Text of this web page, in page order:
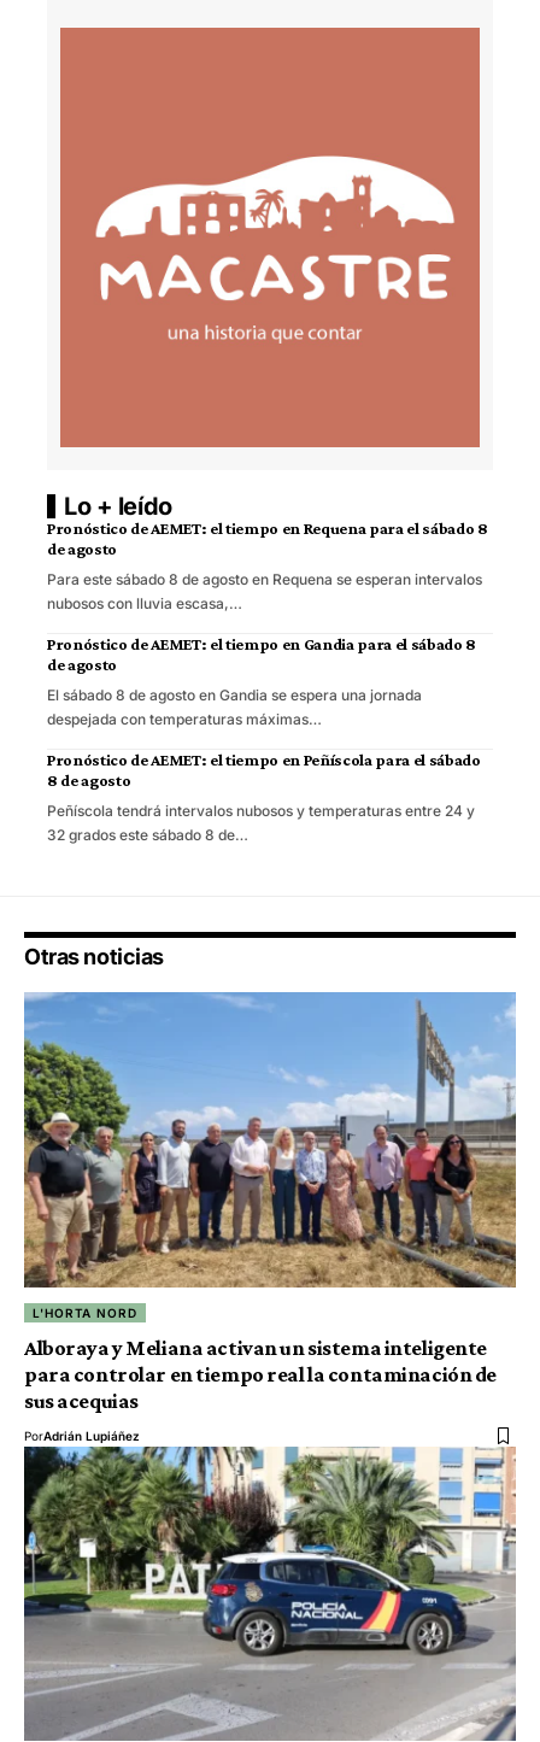
Lo + leído
Pronóstico de AEMET: el tiempo en Requena para el sábado 8
de agosto
Para este sábado 8 de agosto en Requena se esperan intervalos
nubosos con lluvia escasa,…
Pronóstico de AEMET: el tiempo en Gandia para el sábado 8
de agosto
El sábado 8 de agosto en Gandia se espera una jornada
despejada con temperaturas máximas…
Pronóstico de AEMET: el tiempo en Peñíscola para el sábado
8 de agosto
Peñíscola tendrá intervalos nubosos y temperaturas entre 24 y
32 grados este sábado 8 de…
Otras noticias
L'HORTA NORD
Alboraya y Meliana activan un sistema inteligente
para controlar en tiempo real la contaminación de
sus acequias
PorAdrián Lupiáñez